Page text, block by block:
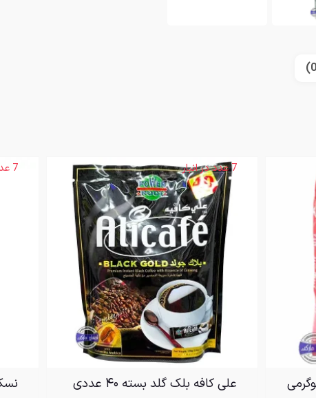
7 عدد در انبار
علی کافه بلک گلد بسته ۴۰ عددی
7 عدد در انبار